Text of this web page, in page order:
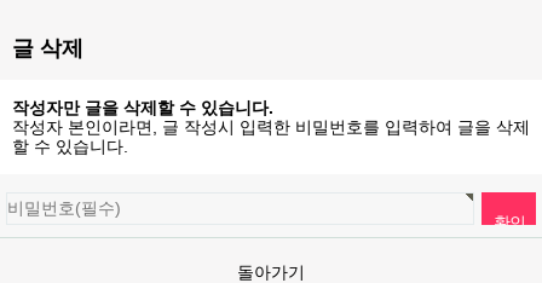
글 삭제
작성자만 글을 삭제할 수 있습니다.
작성자 본인이라면, 글 작성시 입력한 비밀번호를 입력하여 글을 삭제
할 수 있습니다.
돌아가기